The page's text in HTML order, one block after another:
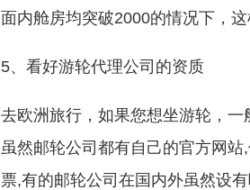
面内舱房均突破2000的情况下，
5、看好游轮代理公司的资质
去欧洲旅行，如果您想坐游轮，一
虽然邮轮公司都有自己的官方网
票,有的邮轮公司在国内外虽然设